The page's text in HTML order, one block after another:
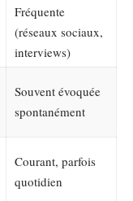
Fréquente
(réseaux sociaux,
interviews)
Souvent évoquée
spontanément
Courant, parfois
quotidien